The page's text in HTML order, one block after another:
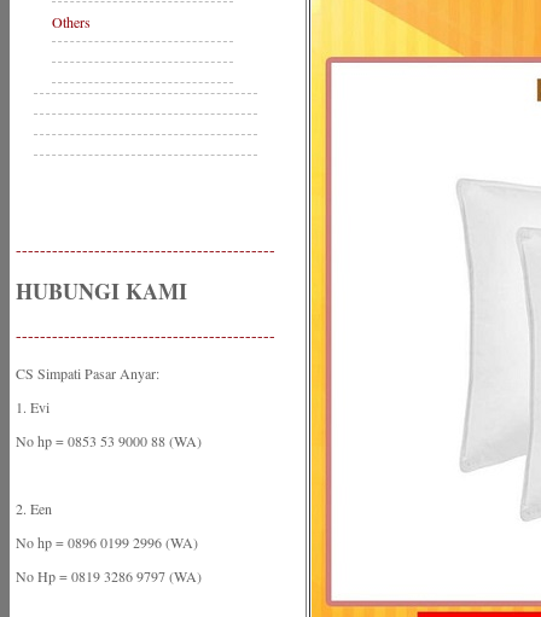
Others
-------------------------------------------
HUBUNGI KAMI
-------------------------------------------
CS Simpati Pasar Anyar:
1. Evi
No hp = 0853 53 9000 88 (WA)
2. Een
No hp = 0896 0199 2996 (WA)
No Hp = 0819 3286 9797 (WA)